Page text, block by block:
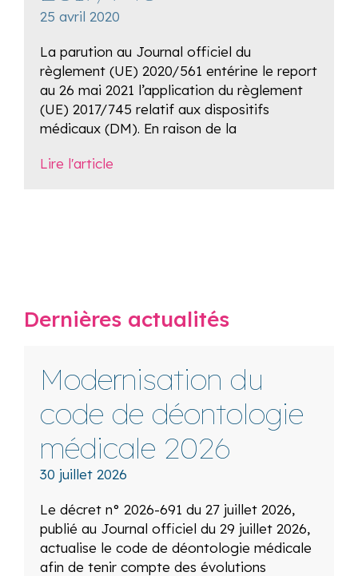
25 avril 2020
La parution au Journal officiel du
règlement (UE) 2020/561 entérine le report
au 26 mai 2021 l’application du règlement
(UE) 2017/745 relatif aux dispositifs
médicaux (DM). En raison de la
Lire l'article
Dernières actualités
Modernisation du
code de déontologie
médicale 2026
30 juillet 2026
Le décret n° 2026-691 du 27 juillet 2026,
publié au Journal officiel du 29 juillet 2026,
actualise le code de déontologie médicale
afin de tenir compte des évolutions